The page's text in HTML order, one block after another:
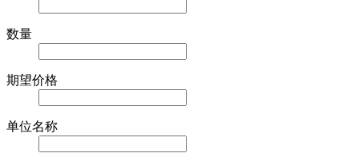
数量
期望价格
单位名称